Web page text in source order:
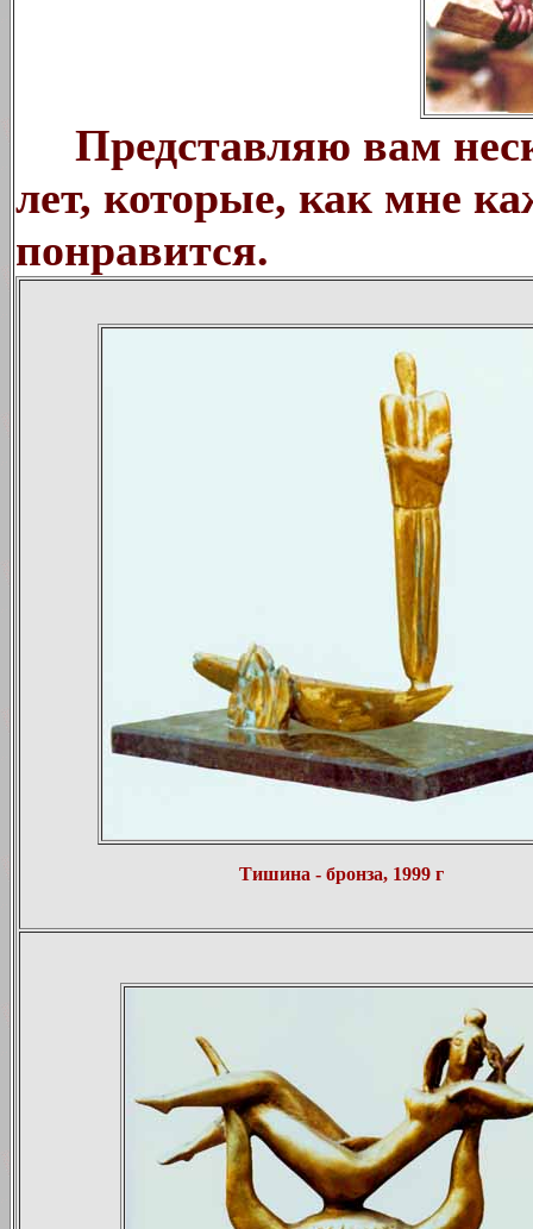
Представляю вам
лет, которые, как мне
понравится.
Тишина - бронза, 1999 г